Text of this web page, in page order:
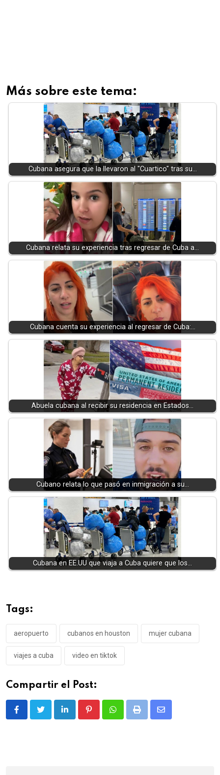
Más sobre este tema:
Cubana asegura que la llevaron al "Cuartico" tras su…
Cubana relata su experiencia tras regresar de Cuba a…
Cubana cuenta su experiencia al regresar de Cuba:…
Abuela cubana al recibir su residencia en Estados…
Cubano relata lo que pasó en inmigración a su…
Cubana en EE.UU que viaja a Cuba quiere que los…
Tags:
aeropuerto cubanos en houston mujer cubana
viajes a cuba video en tiktok
Compartir el Post:
LinkedIn PinterestWhatsappPrint
Share